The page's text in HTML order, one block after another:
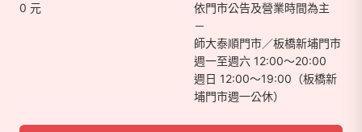
0 元
依門市公告及營業時間為主
－
師大泰順門市／板橋新埔門市
週一至週六 12:00～20:00
週日 12:00～19:00（板橋新
埔門市週一公休）